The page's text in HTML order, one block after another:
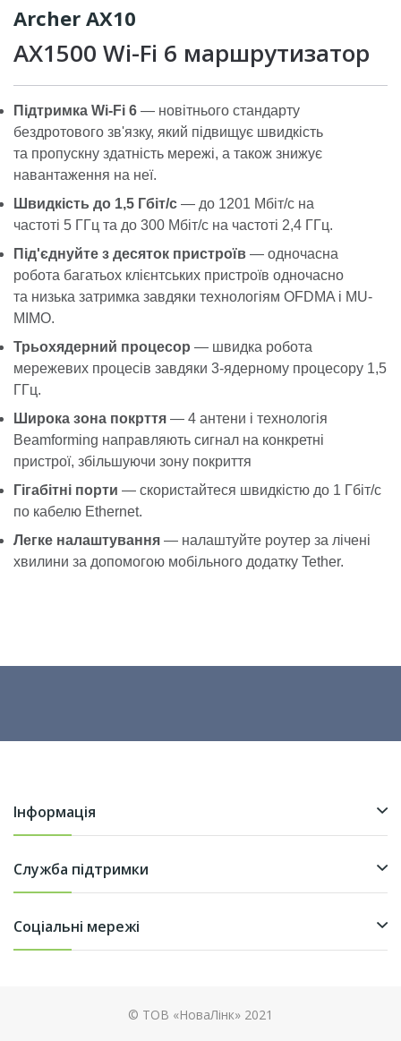
Archer AX10
AX1500 Wi-Fi 6 маршрутизатор
Підтримка Wi-Fi 6 — новітнього стандарту
бездротового зв'язку, який підвищує швидкість
та пропускну здатність мережі, а також знижує
навантаження на неї.
Швидкість до 1,5 Гбіт/с — до 1201 Мбіт/с на
частоті 5 ГГц та до 300 Мбіт/с на частоті 2,4 ГГц.
Під'єднуйте з десяток пристроїв — одночасна
робота багатьох клієнтських пристроїв одночасно
та низька затримка завдяки технологіям OFDMA і MU-
MIMO.
Трьохядерний процесор — швидка робота
мережевих процесів завдяки 3-ядерному процесору 1,5
ГГц.
Широка зона покрття — 4 антени і технологія
Beamforming направляють сигнал на конкретні
пристрої, збільшуючи зону покриття
Гігабітні порти — скористайтеся швидкістю до 1 Гбіт/с
по кабелю Ethernet.
Легке налаштування — налаштуйте роутер за лічені
хвилини за допомогою мобільного додатку Tether.
Інформація
Служба підтримки
Соціальні мережі
© ТОВ «НоваЛінк» 2021